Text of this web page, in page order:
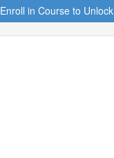
Enroll in Course to Unlock